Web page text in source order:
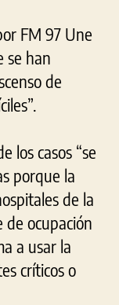
FM 97 Une
se han
de
los casos “se
porque la
de la
ocupación
a usar la
críticos o